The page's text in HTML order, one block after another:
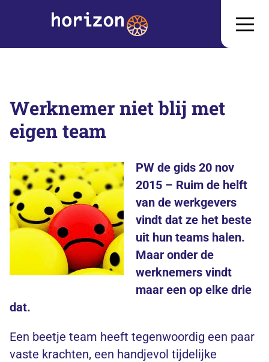
Werknemer niet blij met
eigen team
PW de gids 20 nov
2015 – Ruim de helft
van de werkgevers
vindt dat ze het beste
uit hun teams halen.
Maar onder de
werknemers vindt
maar een op elke drie
dat.
Een beetje team heeft tegenwoordig een paar
vaste krachten, een handjevol tijdelijke